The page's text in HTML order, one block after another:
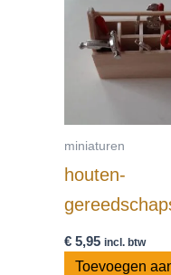
miniaturen
houten-
€ 5,95 incl. btw
Toevoegen